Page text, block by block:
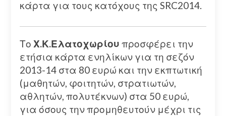
κάρτα για τους κατόχους της SRC2014.
Το Χ.Κ.Ελατοχωρίου προσφέρει την
ετήσια κάρτα ενηλίκων για τη σεζόν
2013-14 στα 80 ευρώ και την εκπτωτική
(μαθητών, φοιτητών, στρατιωτών,
αθλητών, πολυτέκνων) στα 50 ευρώ,
για όσους την προμηθευτούν μέχρι τις